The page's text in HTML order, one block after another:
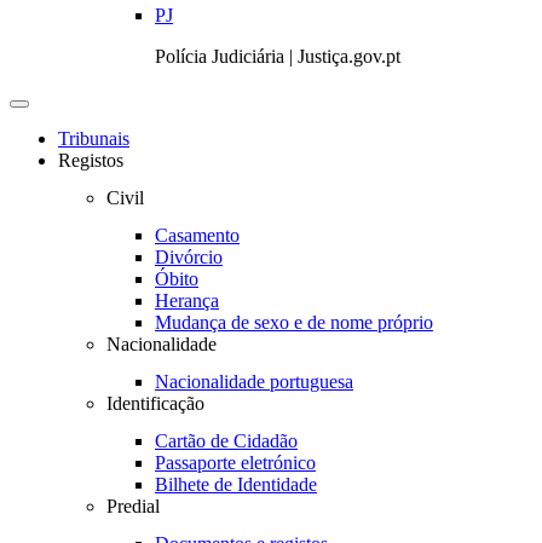
PJ
Polícia Judiciária | Justiça.gov.pt
Toggle
navigationTribunais
Registos
Civil
Casamento
Divórcio
Óbito
Herança
Mudança de sexo e de nome próprio
Nacionalidade
Nacionalidade portuguesa
Identificação
Cartão de Cidadão
Passaporte eletrónico
Bilhete de Identidade
Predial